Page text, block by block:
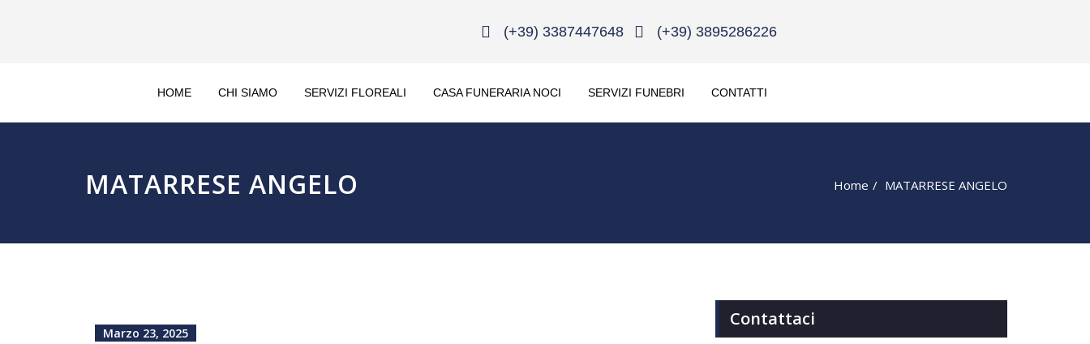
(+39) 3387447648 (+39) 3895286226
HOME CHI SIAMO SERVIZI FLOREALI CASA FUNERARIA NOCI SERVIZI FUNEBRI CONTATTI
MATARRESE ANGELO Home MATARRESE ANGELO
Marzo 23, 2025
Contattaci